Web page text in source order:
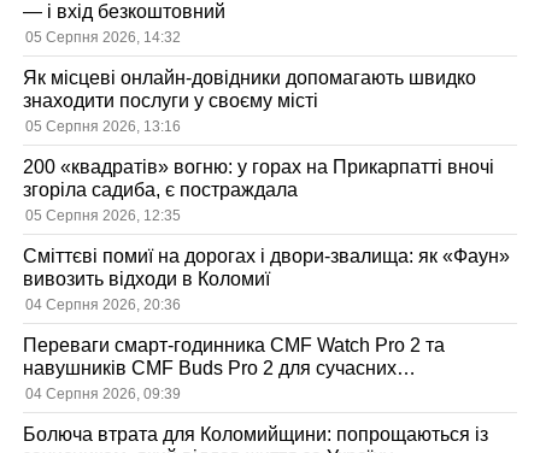
— і вхід безкоштовний
05 Серпня 2026, 14:32
Як місцеві онлайн-довідники допомагають швидко
знаходити послуги у своєму місті
05 Серпня 2026, 13:16
200 «квадратів» вогню: у горах на Прикарпатті вночі
згоріла садиба, є постраждала
05 Серпня 2026, 12:35
Сміттєві помиї на дорогах і двори-звалища: як «Фаун»
вивозить відходи в Коломиї
04 Серпня 2026, 20:36
Переваги смарт-годинника CMF Watch Pro 2 та
навушників CMF Buds Pro 2 для сучасних
користувачів
04 Серпня 2026, 09:39
Болюча втрата для Коломийщини: попрощаються із